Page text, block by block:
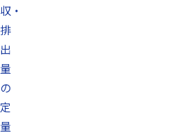
収・
排
出
量
の
定
量